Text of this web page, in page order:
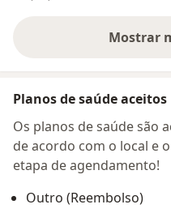
Mostrar
Planos de saúde aceitos
Os planos de saúde são
de acordo com o local e
etapa de agendamento!
Outro (Reembolso)